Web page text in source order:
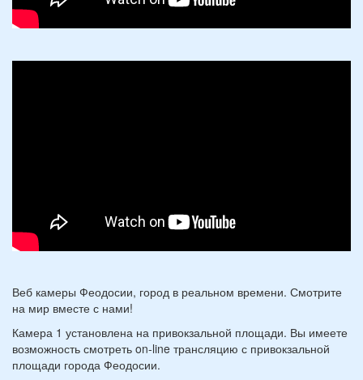
Веб камеры Феодосии, город в реальном времени. Смотрите
на мир вместе с нами!
Камера 1 установлена на привокзальной площади. Вы имеете
возможность смотреть on-line трансляцию с привокзальной
площади города Феодосии.